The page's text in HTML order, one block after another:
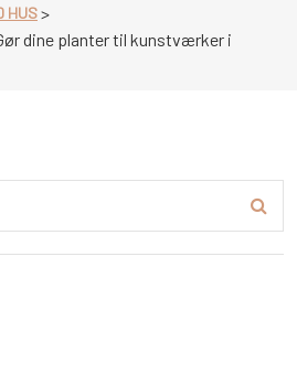
HUS>
dine planter til kunstværker i